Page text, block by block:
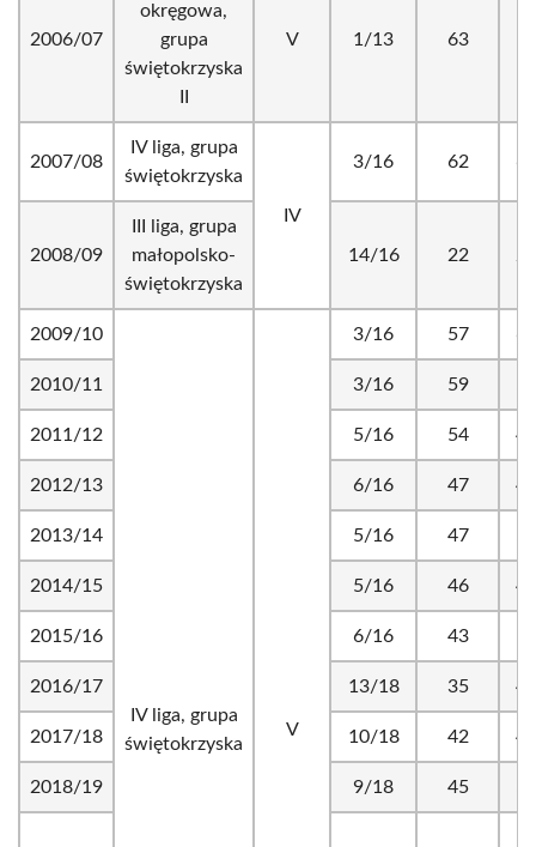
2006/07
okręgowa,
grupa
świętokrzyska
V 1/13 63
2007/08
IV liga, grupa
świętokrzyska
IV
3/16 62
2008/09
III liga, grupa
małopolsko-
świętokrzyska
14/16 22
2009/10
IV liga, grupa
świętokrzyska
V
3/16 57
2010/11 3/16 59
2011/12 5/16 54
2012/13 6/16 47
2013/14 5/16 47
2014/15 5/16 46
2015/16 6/16 43
2016/17 13/18 35
2017/18 10/18 42
2018/19 9/18 45